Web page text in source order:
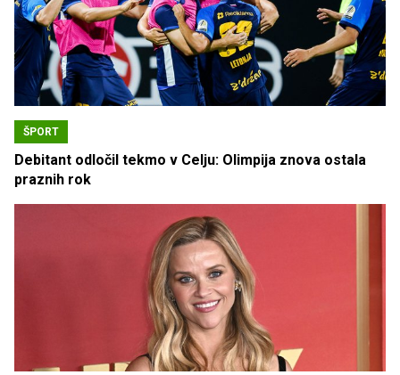
ŠPORT
Debitant odločil tekmo v Celju: Olimpija znova ostala
praznih rok